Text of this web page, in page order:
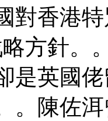
對香港
方針。
是英國
。陳佐